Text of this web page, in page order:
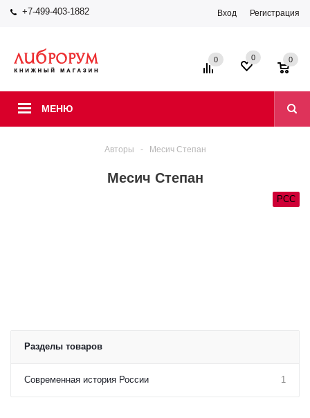
+7-499-403-1882 Вход Регистрация
МЕНЮ
0 0 0
Авторы - Месич Степан
Месич Степан
РСС
Разделы товаров
Современная история России 1